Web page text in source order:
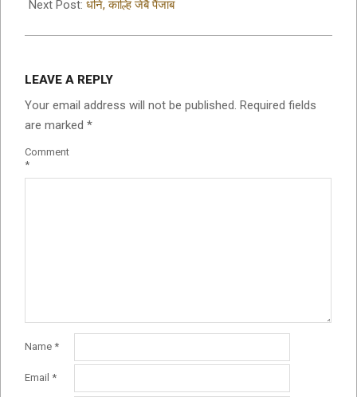
24
Next Post: धनि, काल्हि जेबै पैंजाब
LEAVE A REPLY
Your email address will not be published. Required fields
are marked *
Comment
*
Name *
Email *